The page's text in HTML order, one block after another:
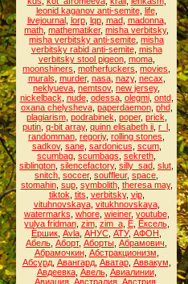
leonid kaganov anti-semite, life,
livejournal, lorp, lqp, mad, madonna,
math mathematiker, misha verbitsky,
misha verbitsky anti-semite misha
verbitsky rabid anti-semite, misha
verbitsky stool pigeon, moma,
moonshiners motherfuckers movies
murals murder, nasa, nazy, necax
neklyueva nemtsov, new jersey,
nickelback nude, odessa, olegmi, ontd,
oxana chelysheva, paperdaemon, phd,
plagiarism, podrabinek poper, prick
putin q-bit array, quinn elisabeth ii r_l
randomman regoriy, rolling stones
sadkov, sane, sardonicus scum,
scumbag scumbags sekreth
siblington silencefactory, silly_sad slut
snitch soccer, souffleur, space
stomahin, sup, symbolith, theresa may,
tiktok tits verbitsky, vip,
vituhnovskaya, vitukhnovskaya,
watermarks whore, wieiner, youtube,
yulya fridman, zim, zim_a, Ё, Ёксель,
Ёршик Аvla АНУС АТУ, АФОН
Абель Аборт, Аборты Абрамович
Абрамочкин, Абстракционизм
Абсурд, Авангард, Аватар, Аввакум
Авдеевка, Авель, Авиалинии,
Авиация Австралия Австрия